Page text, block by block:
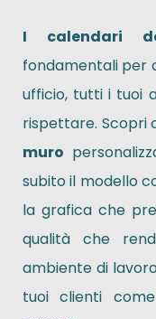
I calendari
fondamentali per
ufficio, tutti i tuoi
rispettare. Scopri
muro
subito il modello
la grafica che
qualità che
ambiente di
tuoi clienti